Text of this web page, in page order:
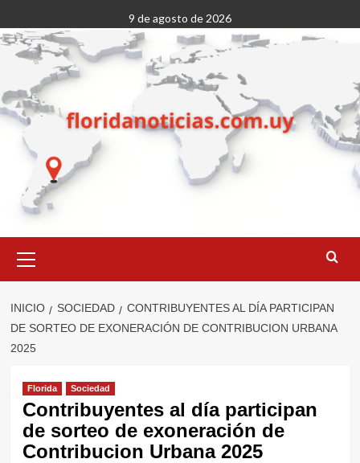
al
contenido
9 de agosto de 2026
primario
INICIO SOCIEDAD
CONTRIBUYENTES AL DÍA PARTICIPAN
DE SORTEO DE EXONERACIÓN DE CONTRIBUCION URBANA
2025
Florida Sociedad
Contribuyentes al día participan
de sorteo de exoneración de
Contribucion Urbana 2025